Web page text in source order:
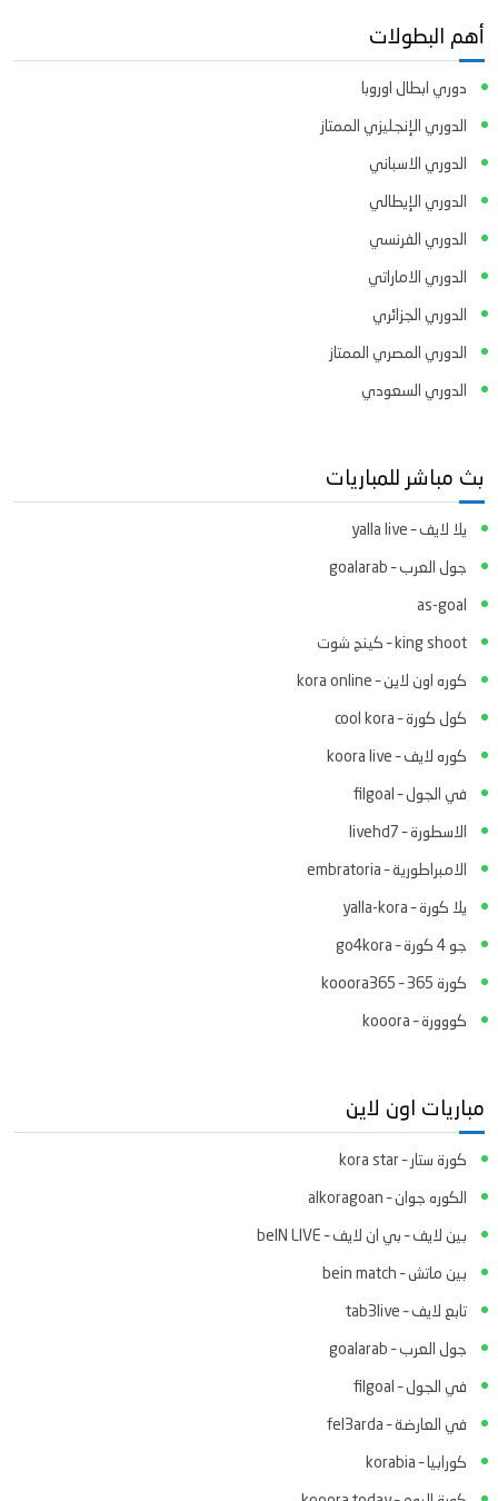
أهم البطولات
دوري ابطال اوروبا
الدوري الإنجليزي الممتاز
الدوري الاسباني
الدوري الإيطالي
الدوري الفرنسي
الدوري الاماراتي
الدوري الجزائري
الدوري المصري الممتاز
الدوري السعودي
بث مباشر للمباريات
يلا لايف – yalla live
جول العرب – goalarab
as-goal
king shoot – كينج شوت
كوره اون لاين – kora online
كول كورة – cool kora
كوره لايف – koora live
في الجول – filgoal
الاسطورة – livehd7
الامبراطورية – embratoria
يلا كورة – yalla-kora
جو 4 كورة – go4kora
كورة 365 – kooora365
كووورة – kooora
مباريات اون لاين
كورة ستار – kora star
الكوره جوان – alkoragoan
بين لايف – بي ان لايف – beIN LIVE
بين ماتش – bein match
تابع لايف – tab3live
جول العرب – goalarab
في الجول – filgoal
في العارضة – fel3arda
كورابيا – korabia